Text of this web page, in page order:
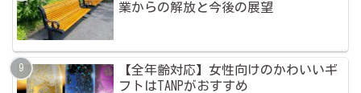
業からの解放と今後の展望
【全年齢対応】女性向けのかわいいギ
フトはTANPがおすすめ